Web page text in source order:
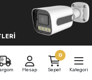
Hesap
0
Sepet
Kategori